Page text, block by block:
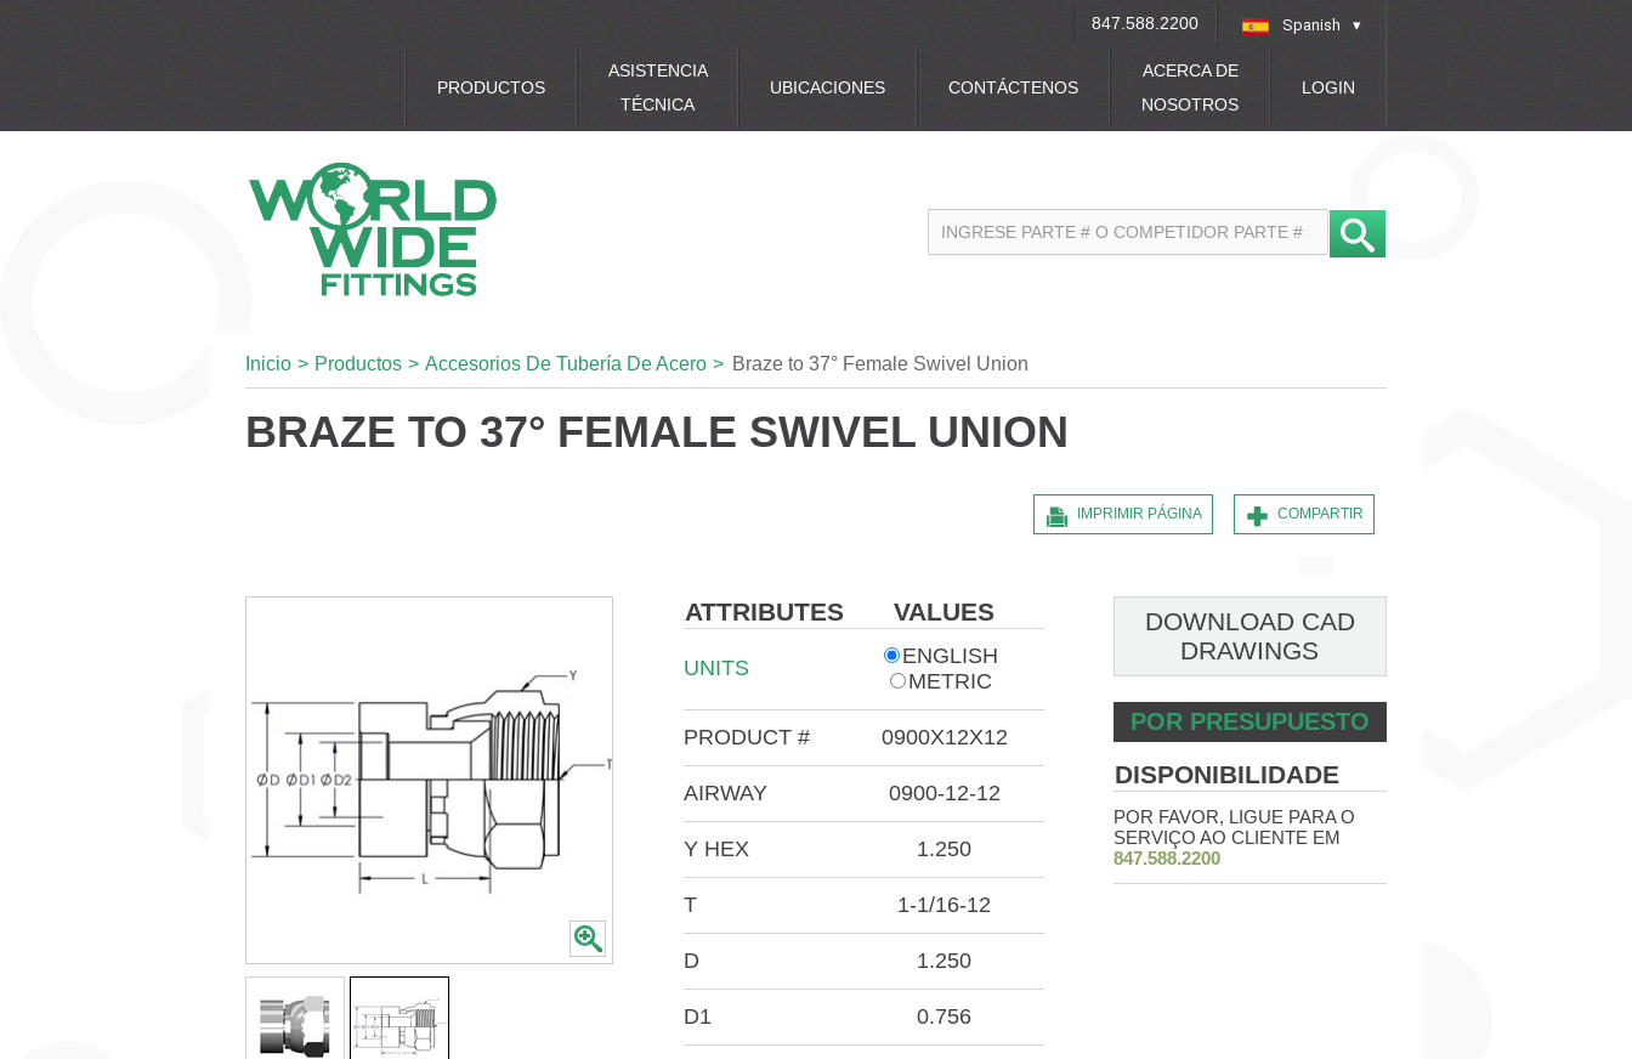
Spanish
847.588.2200
PRODUCTOS
ASISTENCIA
TÉCNICA
UBICACIONES CONTÁCTENOS
ACERCA DE
NOSOTROS
LOGIN
Inicio > Productos > Accesorios De Tubería De Acero > Braze to 37° Female Swivel Union
BRAZE TO 37° FEMALE SWIVEL UNION
COMPARTIR
IMPRIMIR PÁGINA
ATTRIBUTES VALUES
UNITS
ENGLISH
METRIC
PRODUCT # 0900X12X12
AIRWAY 0900-12-12
Y HEX 1.250
T 1-1/16-12
D 1.250
D1 0.756
DOWNLOAD CAD
DRAWINGS
POR PRESUPUESTO
DISPONIBILIDADE
POR FAVOR, LIGUE PARA O
SERVIÇO AO CLIENTE EM
847.588.2200